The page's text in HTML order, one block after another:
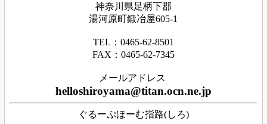
神奈川県足柄下郡
湯河原町鍛冶屋605-1
TEL：0465‐62‐8501
FAX：0465‐62‐7345
メールアドレス
helloshiroyama@titan.ocn.ne.jp
ぐるーぷほーむ指路(しろ)